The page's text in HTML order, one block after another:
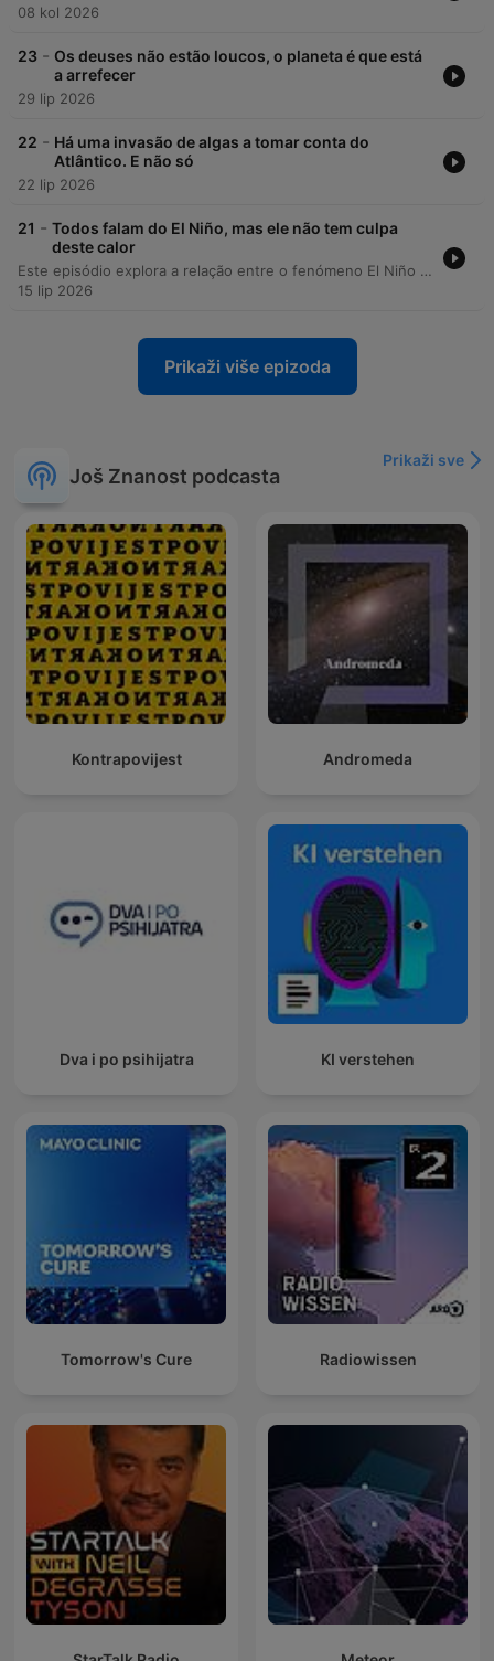
08 kol 2026
23 - Os deuses não estão loucos, o planeta é que está
a arrefecer
29 lip 2026
22 - Há uma invasão de algas a tomar conta do
Atlântico. E não só
22 lip 2026
21 - Todos falam do El Niño, mas ele não tem culpa
deste calor
Este episódio explora a relação entre o fenómeno El Niño e as variações climáticas extremas, detalhando o mecanismo oceanográfico da corrente de Humboldt e a influência da Oscilação do Sul no clima global. Abordamos como a interação entre o oceano e a atmosfera cria um sistema de feedback que impacta regiões de todo o mundo. A discussão estende-se aos impactos históricos e geográficos do El Niño, abordando a importância de cientistas como Walker e Bjerknes na compreensão destas variações. Por fim, analisamos as previsões para os próximos anos, o papel da inteligência artificial na análise de dados meteorológicos e a necessidade urgente de adaptação urbana face ao aquecimento global.
15 lip 2026
Prikaži više epizoda
Još Znanost podcasta
Prikaži sve
Kontrapovijest Andromeda
Dva i po psihijatra KI verstehen
Tomorrow's Cure Radiowissen